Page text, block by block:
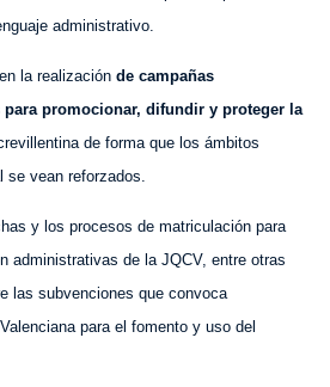
administrativo.
la realización de campañas
promocionar, difundir y proteger la
de forma que los ámbitos
vean reforzados.
y los procesos de matriculación para
administrativas de la JQCV, entre otras
las subvenciones que convoca
para el fomento y uso del